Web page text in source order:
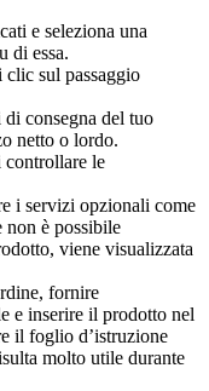
e seleziona una
di essa.
sul passaggio
consegna del tuo
netto o lordo.
le
i servizi opzionali come
non è possibile
viene visualizzata
fornire
e inserire il prodotto nel
il foglio d’istruzione
molto utile durante